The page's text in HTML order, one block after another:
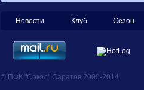
Новости Клуб Сезон
© ПФК "Сокол" Саратов 2000-2014